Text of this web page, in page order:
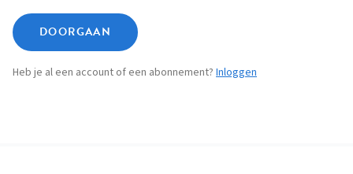
DOORGAAN
Heb je al een account of een abonnement? Inloggen